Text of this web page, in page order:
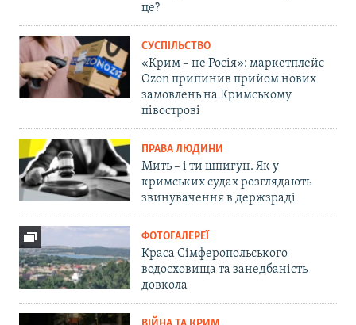
це?
СУСПІЛЬСТВО
«Крим – не Росія»: маркетплейс
Ozon припинив прийом нових
замовлень на Кримському
півострові
ПРАВА ЛЮДИНИ
Мить – і ти шпигун. Як у
кримських судах розглядають
звинувачення в держзраді
ФОТОГАЛЕРЕЇ
Краса Сімферопольського
водосховища та занедбаність
довкола